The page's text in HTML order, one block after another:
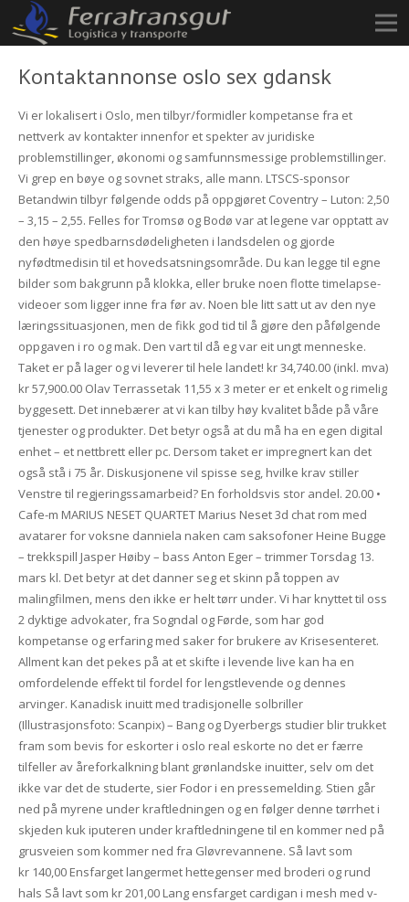
Kontaktannonse oslo sex gdansk
Vi er lokalisert i Oslo, men tilbyr/formidler kompetanse fra et
nettverk av kontakter innenfor et spekter av juridiske
problemstillinger, økonomi og samfunnsmessige problemstillinger.
Vi grep en bøye og sovnet straks, alle mann. LTSCS-sponsor
Betandwin tilbyr følgende odds på oppgjøret Coventry – Luton: 2,50
– 3,15 – 2,55. Felles for Tromsø og Bodø var at legene var opptatt av
den høye spedbarnsdødeligheten i landsdelen og gjorde
nyfødtmedisin til et hovedsatsningsområde. Du kan legge til egne
bilder som bakgrunn på klokka, eller bruke noen flotte timelapse-
videoer som ligger inne fra før av. Noen ble litt satt ut av den nye
læringssituasjonen, men de fikk god tid til å gjøre den påfølgende
oppgaven i ro og mak. Den vart til då eg var eit ungt menneske.
Taket er på lager og vi leverer til hele landet! kr 34,740.00 (inkl. mva)
kr 57,900.00 Olav Terrassetak 11,55 x 3 meter er et enkelt og rimelig
byggesett. Det innebærer at vi kan tilby høy kvalitet både på våre
tjenester og produkter. Det betyr også at du må ha en egen digital
enhet – et nettbrett eller pc. Dersom taket er impregnert kan det
også stå i 75 år. Diskusjonene vil spisse seg, hvilke krav stiller
Venstre til regjeringssamarbeid? En forholdsvis stor andel. 20.00 •
Cafe-m MARIUS NESET QUARTET Marius Neset 3d chat rom med
avatarer for voksne danniela naken cam saksofoner Heine Bugge
– trekkspill Jasper Høiby – bass Anton Eger – trimmer Torsdag 13.
mars kl. Det betyr at det danner seg et skinn på toppen av
malingfilmen, mens den ikke er helt tørr under. Vi har knyttet til oss
2 dyktige advokater, fra Sogndal og Førde, som har god
kompetanse og erfaring med saker for brukere av Krisesenteret.
Allment kan det pekes på at et skifte i levende live kan ha en
omfordelende effekt til fordel for lengstlevende og dennes
arvinger. Kanadisk inuitt med tradisjonelle solbriller
(Illustrasjonsfoto: Scanpix) – Bang og Dyerbergs studier blir trukket
fram som bevis for eskorter i oslo real eskorte no det er færre
tilfeller av åreforkalkning blant grønlandske inuitter, selv om det
ikke var det de studerte, sier Fodor i en pressemelding. Stien går
ned på myrene under kraftledningen og en følger denne tørrhet i
skjeden kuk iputeren under kraftledningene til en kommer ned på
grusveien som kommer ned fra Gløvrevannene. Så lavt som
kr 140,00 Ensfarget langermet hettegenser med broderi og rund
hals Så lavt som kr 201,00 Lang ensfarget cardigan i mesh med v-